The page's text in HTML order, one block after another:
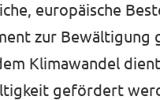
europäische
zur
Klimawandel
gefördert